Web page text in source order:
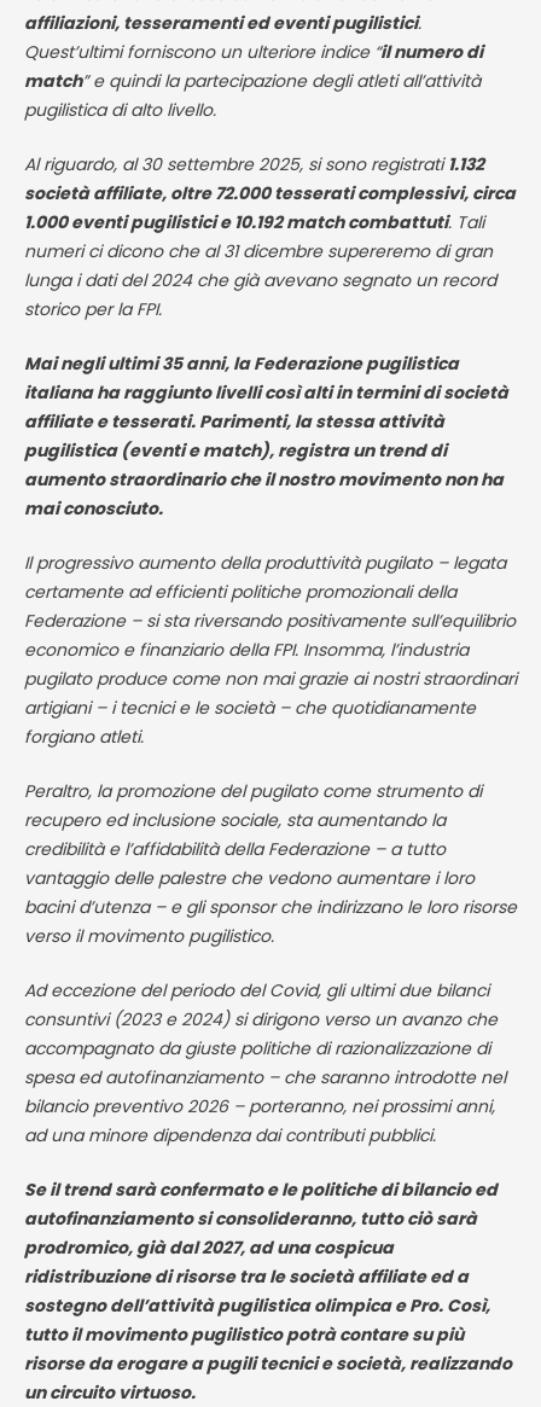
affiliazioni, tesseramenti ed eventi pugilistici.
Quest’ultimi forniscono un ulteriore indice “il numero di
match” e quindi la partecipazione degli atleti all’attività
pugilistica di alto livello.
Al riguardo, al 30 settembre 2025, si sono registrati 1.132
società affiliate, oltre 72.000 tesserati complessivi, circa
1.000 eventi pugilistici e 10.192 match combattuti. Tali
numeri ci dicono che al 31 dicembre supereremo di gran
lunga i dati del 2024 che già avevano segnato un record
storico per la FPI.
Mai negli ultimi 35 anni, la Federazione pugilistica
italiana ha raggiunto livelli così alti in termini di società
affiliate e tesserati. Parimenti, la stessa attività
pugilistica (eventi e match), registra un trend di
aumento straordinario che il nostro movimento non ha
mai conosciuto.
Il progressivo aumento della produttività pugilato – legata
certamente ad efficienti politiche promozionali della
Federazione – si sta riversando positivamente sull’equilibrio
economico e finanziario della FPI. Insomma, l’industria
pugilato produce come non mai grazie ai nostri straordinari
artigiani – i tecnici e le società – che quotidianamente
forgiano atleti.
Peraltro, la promozione del pugilato come strumento di
recupero ed inclusione sociale, sta aumentando la
credibilità e l’affidabilità della Federazione – a tutto
vantaggio delle palestre che vedono aumentare i loro
bacini d’utenza – e gli sponsor che indirizzano le loro risorse
verso il movimento pugilistico.
Ad eccezione del periodo del Covid, gli ultimi due bilanci
consuntivi (2023 e 2024) si dirigono verso un avanzo che
accompagnato da giuste politiche di razionalizzazione di
spesa ed autofinanziamento – che saranno introdotte nel
bilancio preventivo 2026 – porteranno, nei prossimi anni,
ad una minore dipendenza dai contributi pubblici.
Se il trend sarà confermato e le politiche di bilancio ed
autofinanziamento si consolideranno, tutto ciò sarà
prodromico, già dal 2027, ad una cospicua
ridistribuzione di risorse tra le società affiliate ed a
sostegno dell’attività pugilistica olimpica e Pro. Così,
tutto il movimento pugilistico potrà contare su più
risorse da erogare a pugili tecnici e società, realizzando
un circuito virtuoso.